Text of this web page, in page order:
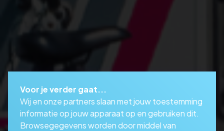
Voor je verder gaat...
Wij en onze partners slaan met jouw toestemming
informatie op jouw apparaat op en gebruiken dit.
Browsegegevens worden door middel van